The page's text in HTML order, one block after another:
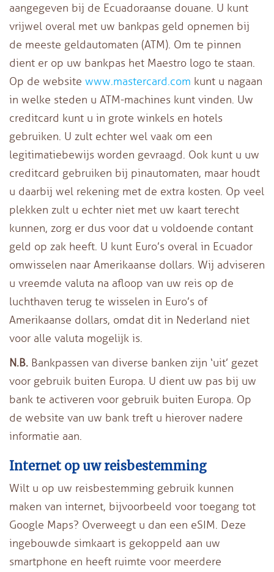
aangegeven bij de Ecuadoraanse douane. U kunt
vrijwel overal met uw bankpas geld opnemen bij
de meeste geldautomaten (ATM). Om te pinnen
dient er op uw bankpas het Maestro logo te staan.
Op de website www.mastercard.com kunt u nagaan
in welke steden u ATM-machines kunt vinden. Uw
creditcard kunt u in grote winkels en hotels
gebruiken. U zult echter wel vaak om een
legitimatiebewijs worden gevraagd. Ook kunt u uw
creditcard gebruiken bij pinautomaten, maar houdt
u daarbij wel rekening met de extra kosten. Op veel
plekken zult u echter niet met uw kaart terecht
kunnen, zorg er dus voor dat u voldoende contant
geld op zak heeft. U kunt Euro’s overal in Ecuador
omwisselen naar Amerikaanse dollars. Wij adviseren
u vreemde valuta na afloop van uw reis op de
luchthaven terug te wisselen in Euro’s of
Amerikaanse dollars, omdat dit in Nederland niet
voor alle valuta mogelijk is.
N.B. Bankpassen van diverse banken zijn ‘uit’ gezet
voor gebruik buiten Europa. U dient uw pas bij uw
bank te activeren voor gebruik buiten Europa. Op
de website van uw bank treft u hierover nadere
informatie aan.
Internet op uw reisbestemming
Wilt u op uw reisbestemming gebruik kunnen
maken van internet, bijvoorbeeld voor toegang tot
Google Maps? Overweegt u dan een eSIM. Deze
ingebouwde simkaart is gekoppeld aan uw
smartphone en heeft ruimte voor meerdere